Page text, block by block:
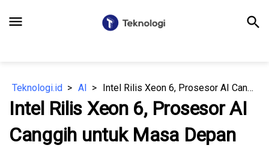
menu search
Teknologi.id AI Intel Rilis Xeon 6, Prosesor AI Canggih untuk Masa Depan
Intel Rilis Xeon 6, Prosesor AI
Canggih untuk Masa Depan